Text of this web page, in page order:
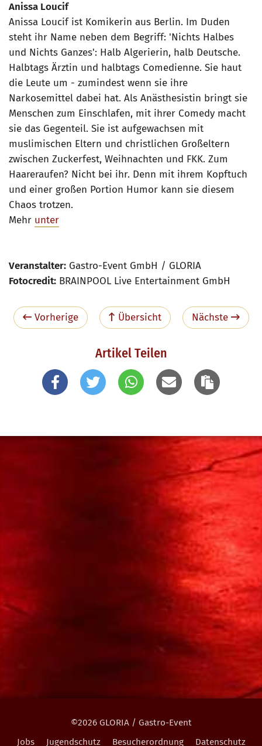
Anissa Loucif
Anissa Loucif ist Komikerin aus Berlin. Im Duden
steht ihr Name neben dem Begriff: 'Nichts Halbes
und Nichts Ganzes': Halb Algerierin, halb Deutsche.
Halbtags Ärztin und halbtags Comedienne. Sie haut
die Leute um - zumindest wenn sie ihre
Narkosemittel dabei hat. Als Anästhesistin bringt sie
Menschen zum Einschlafen, mit ihrer Comedy macht
sie das Gegenteil. Sie ist aufgewachsen mit
muslimischen Eltern und christlichen Großeltern
zwischen Zuckerfest, Weihnachten und FKK. Zum
Haareraufen? Nicht bei ihr. Denn mit ihrem Kopftuch
und einer großen Portion Humor kann sie diesem
Chaos trotzen.
Mehr unter
Veranstalter: Gastro-Event GmbH / GLORIA
Fotocredit: BRAINPOOL Live Entertainment GmbH
Vorherige Übersicht Nächste
Artikel Teilen
©2026 GLORIA / Gastro-Event
Jobs
Jugendschutz Besucherordnung Datenschutz